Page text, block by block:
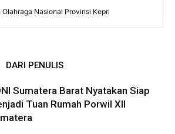
Olahraga Nasional Provinsi Kepri
DARI PENULIS
Sumatera Barat Nyatakan Siap
Tuan Rumah Porwil XII